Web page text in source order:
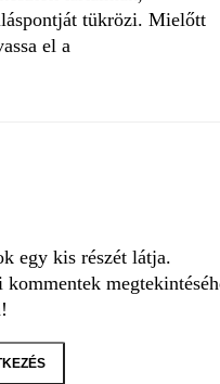
tükrözi. Mielőtt
el a
egy kis részét látja.
kommentek